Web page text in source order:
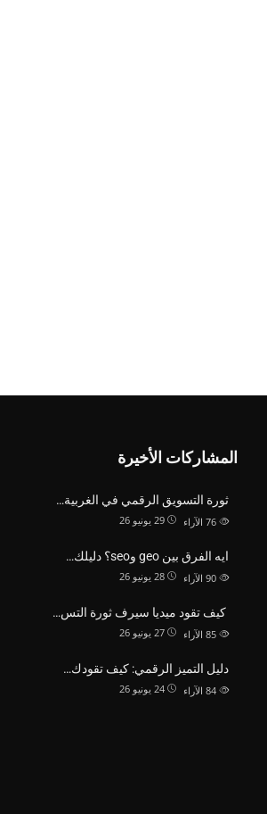
المشاركات الأخيرة
ثورة التسويق الرقمي في الغربية…
29 يونيو 26 الآراء
ايه الفرق بين geo وseo؟ دليلك…
28 يونيو 26 الآراء
كيف تقود ميديا سيرف ثورة التس…
27 يونيو 26 الآراء
دليل التميز الرقمي: كيف تقودك…
24 يونيو 26 الآراء